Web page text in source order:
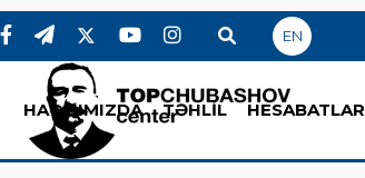
EN
HAQQIMIZDA TƏHLİL HESABATLAR